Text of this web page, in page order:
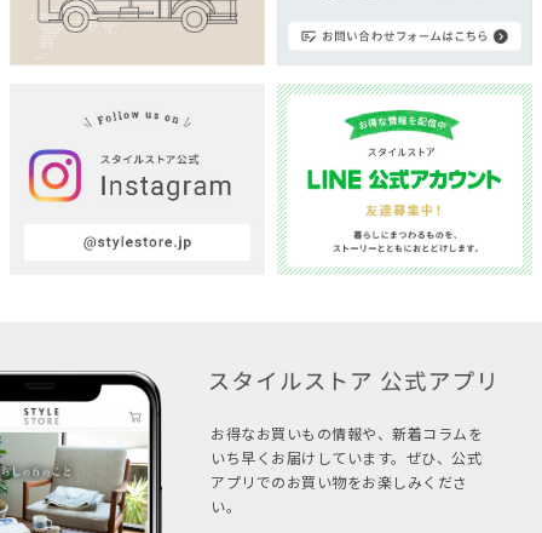
お得なお買いもの情報や、新着コラムを
いち早くお届けしています。ぜひ、公式
アプリでのお買い物をお楽しみくださ
い。